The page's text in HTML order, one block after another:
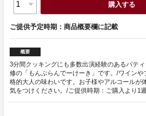
購入する
ご提供予定時期：商品概要欄に記載
概要
3分間クッキングにも多数出演経験のあるパテ
修の「もんぶらんでーけーき」です。/ワイン
格的大人の味わいです。お子様やアルコールが
気をつけください。/ご提供時期：ご購入より1